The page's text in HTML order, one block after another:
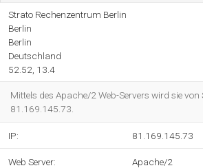
Strato Rechenzentrum Berlin
Berlin
Berlin
Deutschland
52.52, 13.4
Mittels des Apache/2 Web-Servers wird sie
81.169.145.73.
IP: 81.169.145.73
Web Server: Apache/2